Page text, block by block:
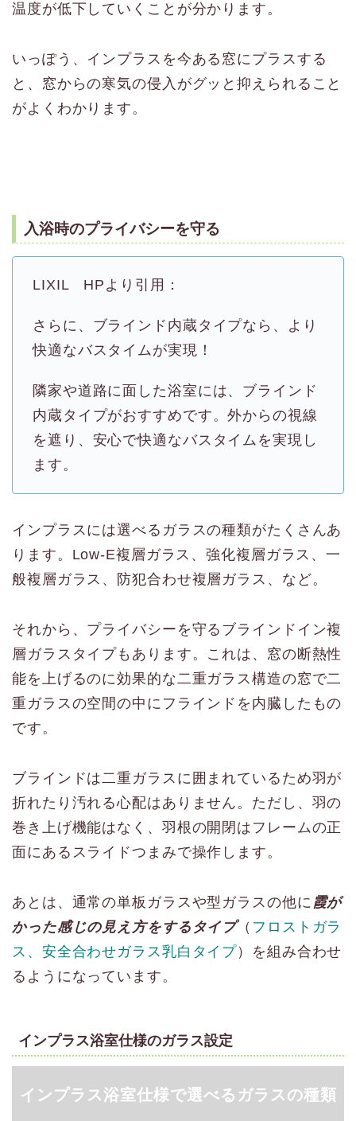
温度が低下していくことが分かります。
いっぽう、インプラスを今ある窓にプラスする
と、窓からの寒気の侵入がグッと抑えられること
がよくわかります。
入浴時のプライバシーを守る
LIXIL HPより引用：
さらに、ブラインド内蔵タイプなら、より
快適なバスタイムが実現！
隣家や道路に面した浴室には、ブラインド
内蔵タイプがおすすめです。外からの視線
を遮り、安心で快適なバスタイムを実現し
ます。
インプラスには選べるガラスの種類がたくさんあ
ります。Low-E複層ガラス、強化複層ガラス、一
般複層ガラス、防犯合わせ複層ガラス、など。
それから、プライバシーを守るブラインドイン複
層ガラスタイプもあります。これは、窓の断熱性
能を上げるのに効果的な二重ガラス構造の窓で二
重ガラスの空間の中にフラインドを内臓したもの
です。
ブラインドは二重ガラスに囲まれているため羽が
折れたり汚れる心配はありません。ただし、羽の
巻き上げ機能はなく、羽根の開閉はフレームの正
面にあるスライドつまみで操作します。
あとは、通常の単板ガラスや型ガラスの他に 霞が
かった感じの見え方をするタイプ（ フロストガラ
ス、安全合わせガラス乳白タイプ）を組み合わせ
るようになっています。
インプラス浴室仕様のガラス設定
インプラス浴室仕様で選べるガラスの種類